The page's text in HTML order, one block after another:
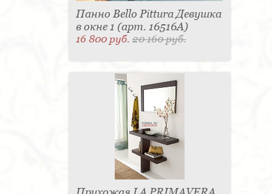
Панно Bello Pittura Девушка
в окне 1 (арт. 16516A)
16 800 руб.20 160 руб.